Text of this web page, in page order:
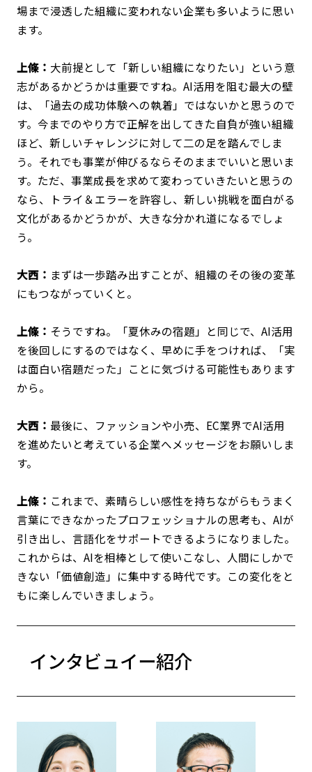
場まで浸透した組織に変われない企業も多いように思い
ます。
上條： 大前提として「新しい組織になりたい」という意
志があるかどうかは重要ですね。AI活用を阻む最大の壁
は、「過去の成功体験への執着」ではないかと思うので
す。今までのやり方で正解を出してきた自負が強い組織
ほど、新しいチャレンジに対して二の足を踏んでしま
う。それでも事業が伸びるならそのままでいいと思いま
す。ただ、事業成長を求めて変わっていきたいと思うの
なら、トライ＆エラーを許容し、新しい挑戦を面白がる
文化があるかどうかが、大きな分かれ道になるでしょ
う。
大西： まずは一歩踏み出すことが、組織のその後の変革
にもつながっていくと。
上條： そうですね。「夏休みの宿題」と同じで、AI活用
を後回しにするのではなく、早めに手をつければ、「実
は面白い宿題だった」ことに気づける可能性もあります
から。
大西： 最後に、ファッションや小売、EC業界でAI活用
を進めたいと考えている企業へメッセージをお願いしま
す。
上條： これまで、素晴らしい感性を持ちながらもうまく
言葉にできなかったプロフェッショナルの思考も、AIが
引き出し、言語化をサポートできるようになりました。
これからは、AIを相棒として使いこなし、人間にしかで
きない「価値創造」に集中する時代です。この変化をと
もに楽しんでいきましょう。
インタビュイー紹介